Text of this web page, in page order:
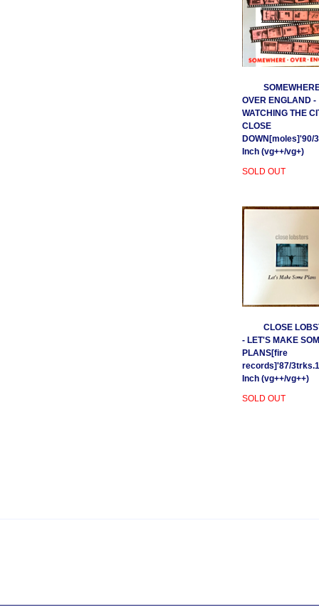
OVER ENGLAND -
WATCHING THE
CLOSE
DOWN[moles]'90/
Inch (vg++/vg+)
SOLD OUT
CLOSE
- LET'S MAKE
PLANS[fire
records]'87/
Inch (vg++/vg++)
SOLD OUT